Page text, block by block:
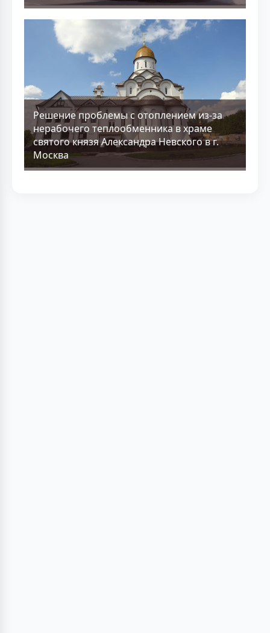
Решение проблемы с отоплением из-за
нерабочего теплообменника в храме
святого князя Александра Невского в г.
Москва